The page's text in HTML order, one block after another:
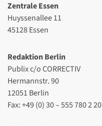
Zentrale Essen
Huyssenallee 11
45128 Essen
Redaktion Berlin
Publix c/o CORRECTIV
Hermannstr. 90
12051 Berlin
Fax: +49 (0) 30 – 555 780 2 20